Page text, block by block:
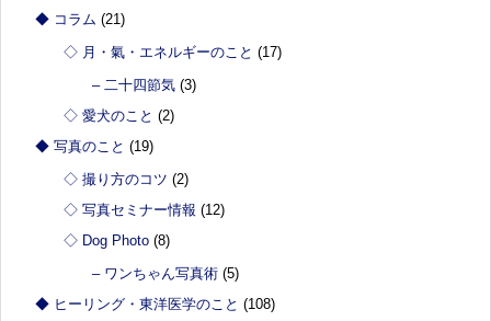
◆ コラム (21)
◇ 月・氣・エネルギーのこと (17)
– 二十四節気 (3)
◇ 愛犬のこと (2)
◆ 写真のこと (19)
◇ 撮り方のコツ (2)
◇ 写真セミナー情報 (12)
◇ Dog Photo (8)
– ワンちゃん写真術 (5)
◆ ヒーリング・東洋医学のこと (108)